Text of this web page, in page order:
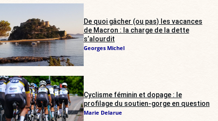
De quoi gâcher (ou pas) les vacances
de Macron : la charge de la dette
s’alourdit
Georges Michel
Cyclisme féminin et dopage : le
profilage du soutien-gorge en question
Marie Delarue